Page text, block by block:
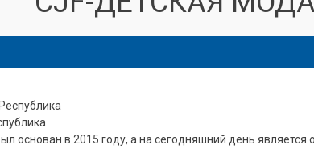
основан в 2015 году, а на сегодняшний день